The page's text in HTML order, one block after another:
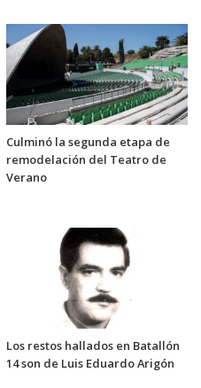
Culminó la segunda etapa de
remodelación del Teatro de
Verano
Los restos hallados en Batallón
14 son de Luis Eduardo Arigón